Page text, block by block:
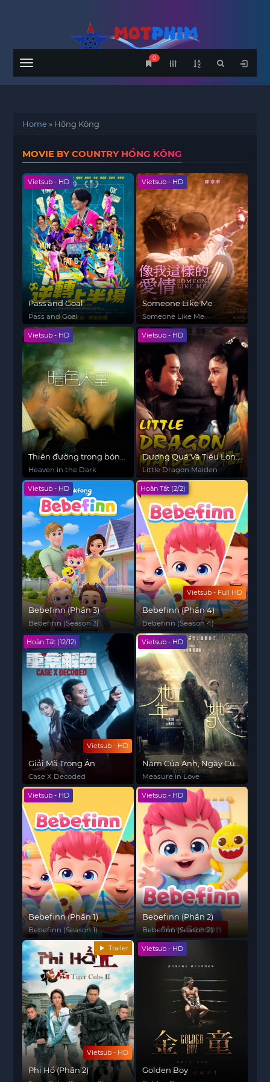
Menu
0
Home» Hồng Kông
MOVIE BY COUNTRY HỒNG KÔNG
Vietsub - HD
Pass and Goal
Pass and Goal
Vietsub - HD
Someone Like Me
Someone Like Me
Vietsub - HD
Thiên đường trong bóng
tối
Heaven in the Dark
Vietsub - HD
Dương Quá Và Tiểu Long
Nữ
Little Dragon Maiden
Vietsub - HD
Bebefinn (Phần 3)
Bebefinn (Season 3)
Vietsub - Full HD
Hoàn Tất (2/2)
Bebefinn (Phần 4)
Bebefinn (Season 4)
Vietsub - HD
Hoàn Tất (12/12)
Giải Mã Trọng Án
Case X Decoded
Vietsub - HD
Năm Của Anh, Ngày Của
Em
Measure in Love
Vietsub - HD
Bebefinn (Phần 1)
Bebefinn (Season 1)
Vietsub - HD
Bebefinn (Phần 2)
Bebefinn (Season 2)
Vietsub - HD
Trailer
Phi Hổ (Phần 2)
Vietsub - HD
Golden Boy